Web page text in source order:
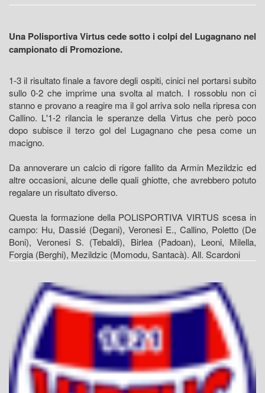
Una Polisportiva Virtus cede sotto i colpi del Lugagnano nel
campionato di Promozione.
1-3 il risultato finale a favore degli ospiti, cinici nel portarsi subito
sullo 0-2 che imprime una svolta al match. I rossoblu non ci
stanno e provano a reagire ma il gol arriva solo nella ripresa con
Callino. L'1-2 rilancia le speranze della Virtus che però poco
dopo subisce il terzo gol del Lugagnano che pesa come un
macigno.
Da annoverare un calcio di rigore fallito da Armin Mezildzic ed
altre occasioni, alcune delle quali ghiotte, che avrebbero potuto
regalare un risultato diverso.
Questa la formazione della POLISPORTIVA VIRTUS scesa in
campo: Hu, Dassié (Degani), Veronesi E., Callino, Poletto (De
Boni), Veronesi S. (Tebaldi), Birlea (Padoan), Leoni, Milella,
Forgia (Berghi), Mezildzic (Momodu, Santacà). All. Scardoni